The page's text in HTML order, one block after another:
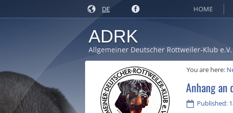
DE HOME
ADRK
Allgemeiner Deutscher Rottweiler-Klub e.V.
You are here:
Anhang an
Published: